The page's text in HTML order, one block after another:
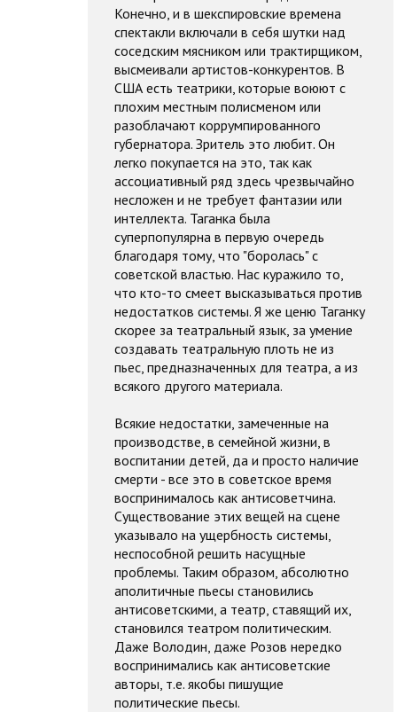
Конечно, и в шекспировские времена
спектакли включали в себя шутки над
соседским мясником или трактирщиком,
высмеивали артистов-конкурентов. В
США есть театрики, которые воюют с
плохим местным полисменом или
разоблачают коррумпированного
губернатора. Зритель это любит. Он
легко покупается на это, так как
ассоциативный ряд здесь чрезвычайно
несложен и не требует фантазии или
интеллекта. Таганка была
суперпопулярна в первую очередь
благодаря тому, что "боролась" с
советской властью. Нас куражило то,
что кто-то смеет высказываться против
недостатков системы. Я же ценю Таганку
скорее за театральный язык, за умение
создавать театральную плоть не из
пьес, предназначенных для театра, а из
всякого другого материала.
Всякие недостатки, замеченные на
производстве, в семейной жизни, в
воспитании детей, да и просто наличие
смерти - все это в советское время
воспринималось как антисоветчина.
Существование этих вещей на сцене
указывало на ущербность системы,
неспособной решить насущные
проблемы. Таким образом, абсолютно
аполитичные пьесы становились
антисоветскими, а театр, ставящий их,
становился театром политическим.
Даже Володин, даже Розов нередко
воспринимались как антисоветские
авторы, т.е. якобы пишущие
политические пьесы.